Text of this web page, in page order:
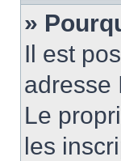
»
Il est
adresse
Le
les